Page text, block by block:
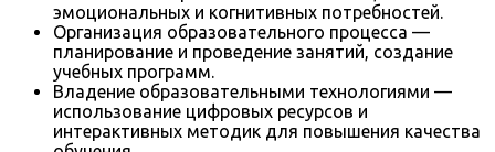
эмоциональных и когнитивных потребностей.
Организация образовательного процесса —
планирование и проведение занятий, создание
учебных программ.
Владение образовательными технологиями —
использование цифровых ресурсов и
интерактивных методик для повышения качества